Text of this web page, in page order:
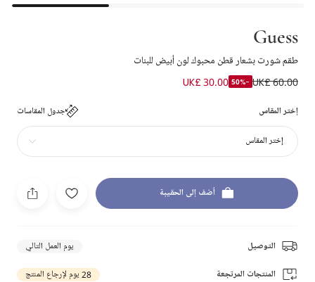
Guess
طقم شورت بشعار قطن محبوك لون أبيض للبنات
UK£ 60.00
-50%
UK£ 30.00
إختر المقاس جدول المقاسات
إختر المقاس
أضف إلى الحقيبة
التوصيل يوم العمل التالي
المنتجات المرتجعة 28 يوم لإرجاع المنتج